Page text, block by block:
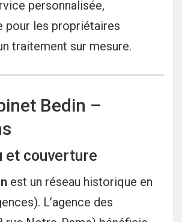
personnalisée,
pour les propriétaires
traitement sur mesure.
Bedin –
et couverture
est un réseau historique en
L’agence des